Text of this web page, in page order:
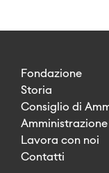
Fondazione
Storia
Consiglio di
Lavora con noi
Contatti